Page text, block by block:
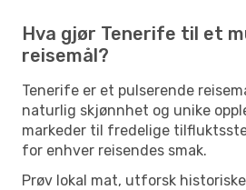
Hva gjør Tenerife til et
reisemål?
Tenerife er et pulserende
naturlig skjønnhet og unike
markeder til fredelige
for enhver reisendes smak.
Prøv lokal mat, utforsk